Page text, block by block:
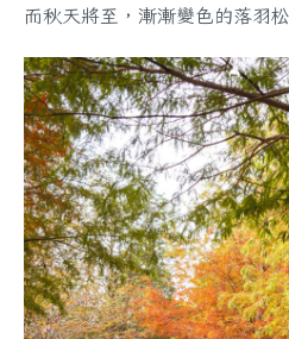
而秋天將至，漸漸變色的落羽